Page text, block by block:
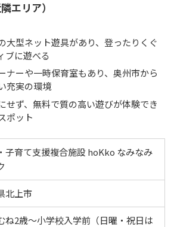
エリア）
大型ネット遊具があり、登ったりくぐ
ブに遊べる
ナーや一時保育室もあり、奥州市から
充実の環境
せず、無料で質の高い遊びが体験でき
ポット
子育て支援複合施設 hoKko なみなみ
北上市
ね2歳〜小学校入学前（日曜・祝日は